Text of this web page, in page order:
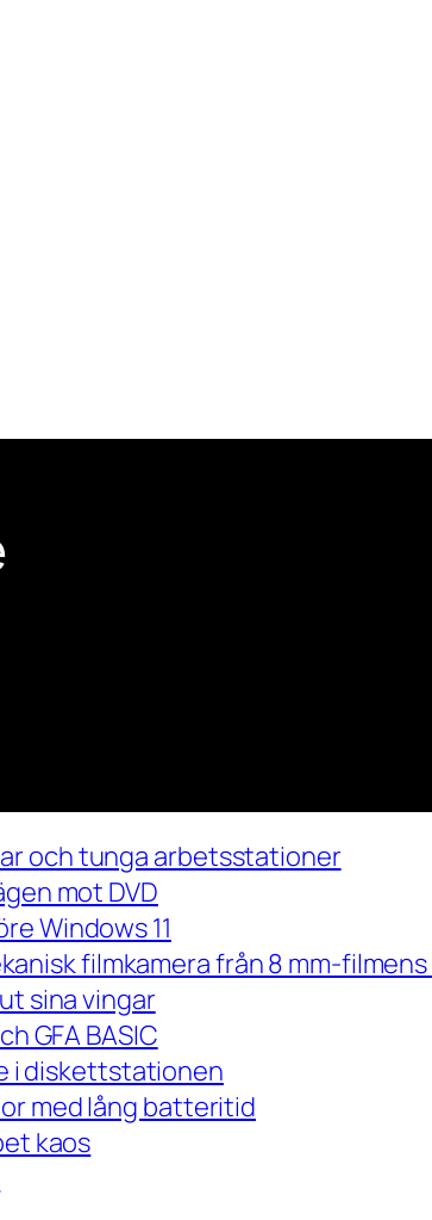
och tunga arbetsstationer
mot DVD
Windows 11
filmkamera från 8 mm-
sina vingar
GFA BASIC
i diskettstationen
med lång batteritid
kaos